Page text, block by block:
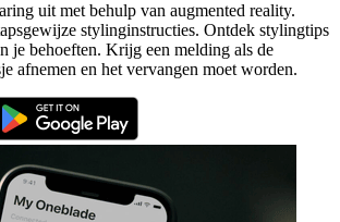
uit met behulp van augmented reality.
stylinginstructies. Ontdek stylingtips
je behoeften. Krijg een melding als de
afnemen en het vervangen moet worden.